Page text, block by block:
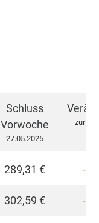
Schluss
Vorwoche
27.05.2025
zur
289,31 € -
302,59 € -